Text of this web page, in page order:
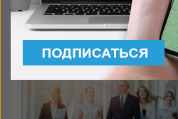
Готовые решения